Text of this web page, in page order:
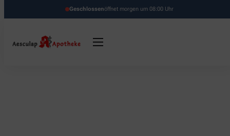
Geschlossenöffnet morgen um 08:00 Uhr